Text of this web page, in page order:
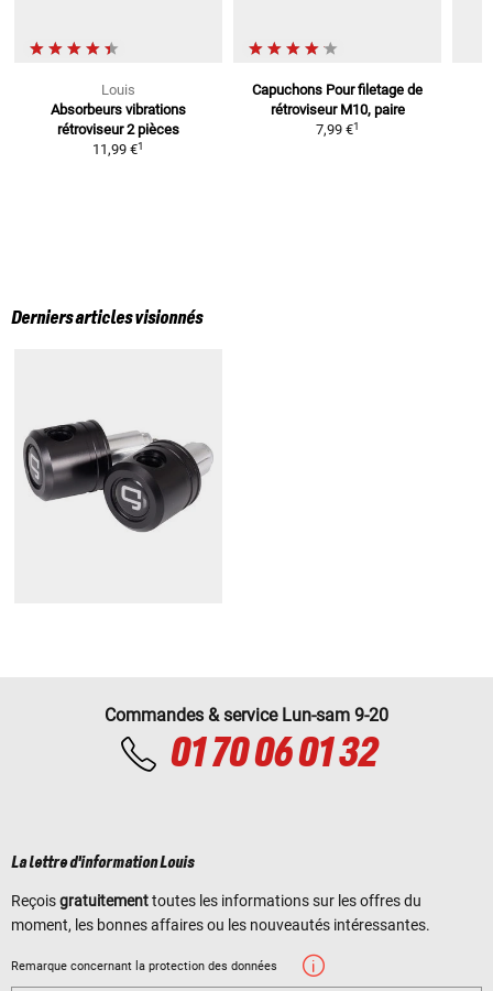
Louis
Absorbeurs vibrations
rétroviseur 2 pièces
11,99 €1
Capuchons Pour filetage de
rétroviseur M10, paire
7,99 €1
Derniers articles visionnés
Commandes & service Lun-sam 9-20
01 70 06 01 32
La lettre d'information Louis
Reçoisgratuitementtoutes les informations sur les offres du
moment, les bonnes affaires ou les nouveautés intéressantes.
Remarque concernant la protection des données